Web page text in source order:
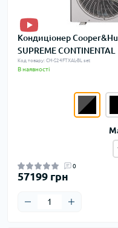
Кондиціонер
SUPREME CONTINENTAL
Код товару: CH-S24FTXAL-BL set
В наявності
0
57199 грн